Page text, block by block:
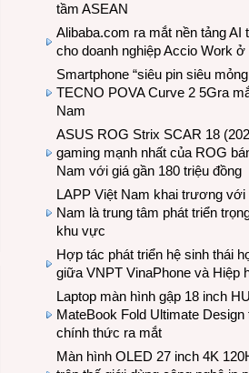
tầm ASEAN
Alibaba.com ra mắt nền tảng AI
cho doanh nghiệp Accio Work ở
Smartphone “siêu pin siêu
TECNO POVA Curve 2 5Gra
Nam
ASUS ROG Strix SCAR 18
gaming mạnh nhất của ROG
Nam với giá gần 180 triệu đồng
LAPP Việt Nam khai trương với
Nam là trung tâm phát triển
khu vực
Hợp tác phát triển hệ sinh thái
giữa VNPT VinaPhone và Hiệp
Laptop màn hình gập 18 inch
MateBook Fold Ultimate Design
chính thức ra mắt
Màn hình OLED 27 inch 4K